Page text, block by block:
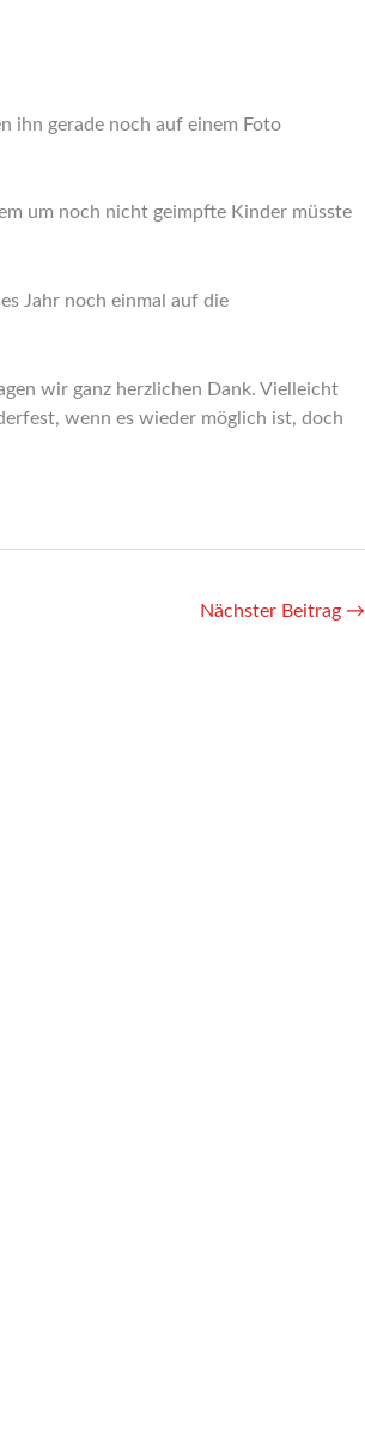
ihn gerade noch auf einem Foto
um noch nicht geimpfte Kinder müsste
Jahr noch einmal auf die
wir ganz herzlichen Dank. Vielleicht
wenn es wieder möglich ist, doch
Nächster Beitrag →